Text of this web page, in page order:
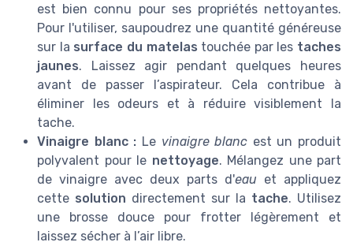
est bien connu pour ses propriétés nettoyantes.
Pour l'utiliser, saupoudrez une quantité généreuse
sur la surface du matelas touchée par les taches
jaunes. Laissez agir pendant quelques heures
avant de passer l’aspirateur. Cela contribue à
éliminer les odeurs et à réduire visiblement la
tache.
Vinaigre blanc : Le vinaigre blanc est un produit
polyvalent pour le nettoyage. Mélangez une part
de vinaigre avec deux parts d'eau et appliquez
cette solution directement sur la tache. Utilisez
une brosse douce pour frotter légèrement et
laissez sécher à l’air libre.